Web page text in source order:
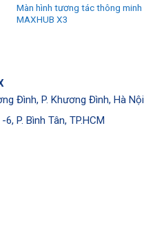
Màn hình tương tác thông minh
MAXHUB X3
Đình, P. Khương Đình, Hà Nội
P. Bình Tân, TP.HCM